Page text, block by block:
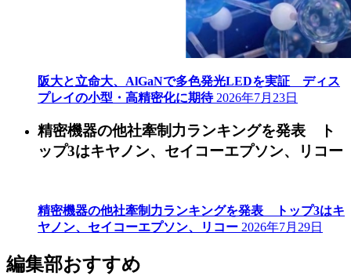
阪大と立命大、AlGaNで多色発光LEDを実証 ディス
プレイの小型・高精密化に期待 2026年7月23日
精密機器の他社牽制力ランキングを発表 ト
ップ3はキヤノン、セイコーエプソン、リコー
精密機器の他社牽制力ランキングを発表 トップ3はキ
ヤノン、セイコーエプソン、リコー 2026年7月29日
編集部おすすめ